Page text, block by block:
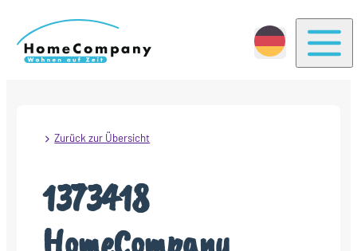
Zurück zur Übersicht
1373418